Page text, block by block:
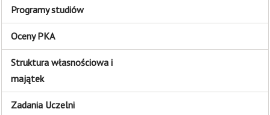
Programy studiów
Oceny PKA
Struktura własnościowa i
majątek
Zadania Uczelni